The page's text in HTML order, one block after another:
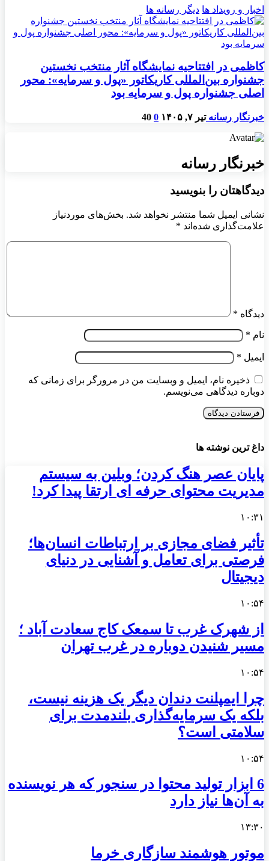
اخبار و رویداد ها دیگر رسانه ها
کاظمی در افتتاحیه نمایشگاه آثار منتخب نخستین
جشنواره بین‌المللی کاریکاتور «پول و سرمایه»: محور
اصلی جشنواره پول و سرمایه بود
خبرنگار رسانهتیر ۷, ۱۴۰۵ 0
40
خبرنگار رسانه
دیدگاهتان را بنویسید
نشانی ایمیل شما منتشر نخواهد شد. بخش‌های موردنیاز
علامت‌گذاری شده‌اند *
دیدگاه *
نام *
ایمیل *
ذخیره نام، ایمیل و وبسایت من در مرورگر برای زمانی که
دوباره دیدگاهی می‌نویسم.
داغ ترین نوشته ها
پایان عصر هنگ کردن؛ وبلین به سیستم
مدیریت محتوای حرفه ای ارتقا پیدا کرد!
۱۰:۳۱
تأثیر فضای مجازی بر ارتباطات انسان‌ها؛
فرصتی برای تعامل و آشنایی در دنیای
دیجیتال
۱۰:۵۴
از شهرک غرب تا سمعک کاج سعادت آباد ؛
مسیر شنیدن دوباره در غرب تهران
۱۰:۵۴
چرا ایمپلنت دندان دیگر یک هزینه نیست،
بلکه یک سرمایه‌گذاری بلندمدت برای
سلامتی است؟
۱۰:۵۴
6 ابزار تولید محتوا در سنجور که هر نویسنده
به آن‌ها نیاز دارد
۱۳:۳۰
موتور هوشمند سازگاری خرما